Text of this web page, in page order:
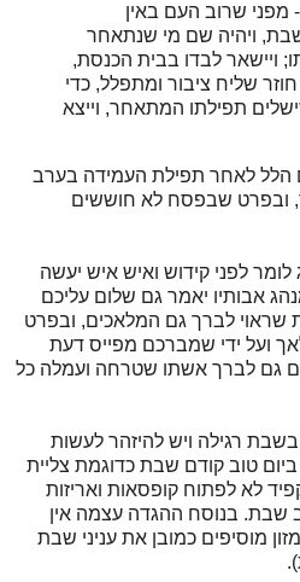
מפני שרוב העם באין
ויהיה שם מי שנתאחר
ויישאר לבדו בבית הכנסת,
חוזר שליח ציבור ומתפלל, כדי
תפילתו המתאחר, וייצא
הלל לאחר תפילת העמידה בערב
ובפרט שבפסח לא חוששים
לומר לפני קידוש ואיש איש יעשה
אבותיו יאמר גם שלום עליכם
שראוי לברך גם המלאכים, ובפרט
ועל ידי שמברכם מפייס דעת
גם לברך אשתו שטרחה ועמלה כל
רגילה ויש להיזהר לעשות
טוב קודם שבת כדוגמת צליית
לא לפתוח קופסאות ואריזות
בנוסח ההגדה עצמה אין
מוסיפים כמובן את עניני שבת